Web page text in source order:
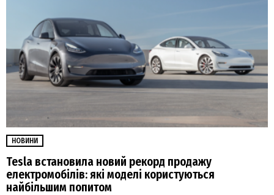
НОВИНИ
Tesla встановила новий рекорд продажу
електромобілів: які моделі користуються
найбільшим попитом